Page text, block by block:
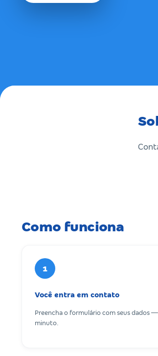
Como funciona
1
Você entra em contato
Preencha o formulário com seus dados
minuto.